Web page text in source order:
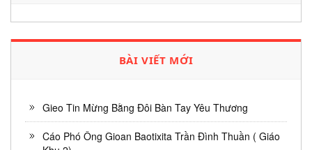
BÀI VIẾT MỚI
Gieo Tin Mừng Bằng Đôi Bàn Tay Yêu Thương
Cáo Phó Ông Gioan Baotixita Trần Đình Thuần ( Giáo